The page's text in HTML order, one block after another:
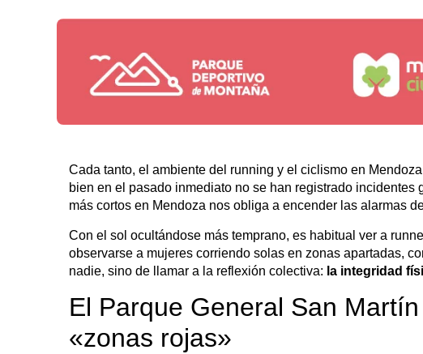
Cada tanto, el ambiente del running y el ciclismo en
bien en el pasado inmediato no se han registrado
más cortos en Mendoza nos obliga a encender las alarmas
Con el sol ocultándose más temprano, es habitual ver a
observarse a mujeres corriendo solas en zonas apartadas,
nadie, sino de llamar a la reflexión colectiva: la integridad
El Parque General San
«zonas rojas»